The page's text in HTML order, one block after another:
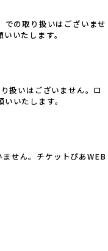
の取り扱いはございませ
いたします。
扱いはございません。ロ
いたします。
せん。チケットぴあWEB